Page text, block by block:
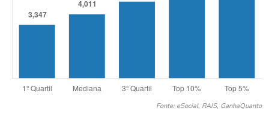
Fonte: eSocial, RAIS, GanhaQuanto